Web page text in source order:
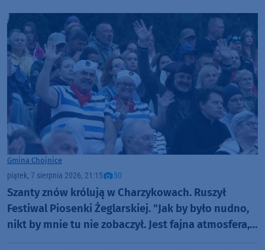
Gmina Chojnice
piątek, 7 sierpnia 2026, 21:15 50
Szanty znów królują w Charzykowach. Ruszył
Festiwal Piosenki Żeglarskiej. "Jak by było nudno,
nikt by mnie tu nie zobaczył. Jest fajna atmosfera,